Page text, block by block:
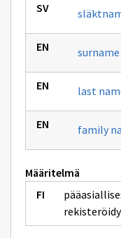
surname
last
family
Määritelmä